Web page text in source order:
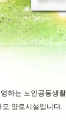
하는 노인공동생
양로시설입니다.